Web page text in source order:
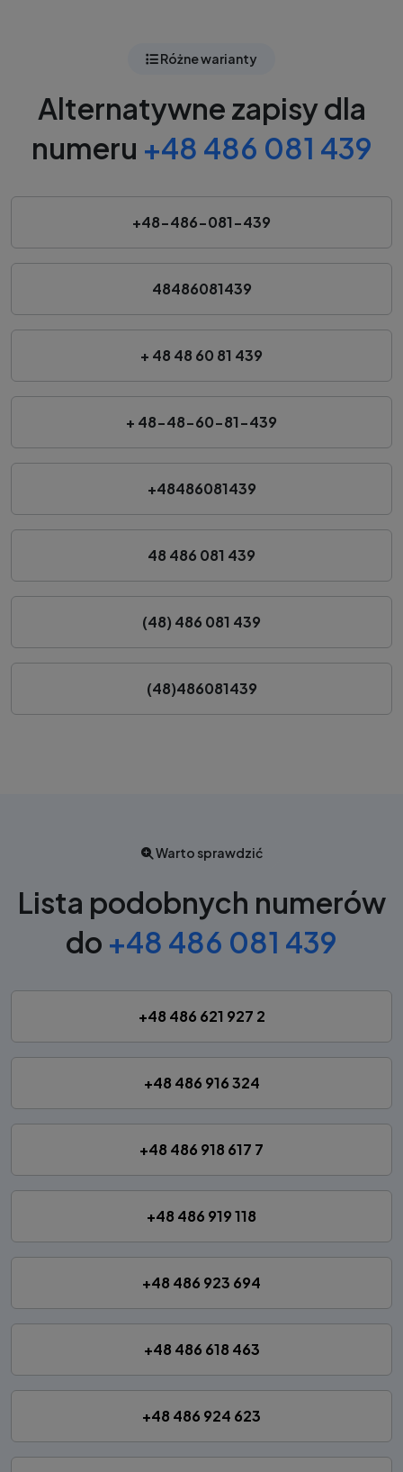
Różne warianty
Alternatywne zapisy dla
numeru +48 486 081 439
+48-486-081-439
48486081439
+ 48 48 60 81 439
+ 48-48-60-81-439
+48486081439
48 486 081 439
(48) 486 081 439
(48)486081439
Warto sprawdzić
Lista podobnych numerów
do +48 486 081 439
+48 486 621 927 2
+48 486 916 324
+48 486 918 617 7
+48 486 919 118
+48 486 923 694
+48 486 618 463
+48 486 924 623